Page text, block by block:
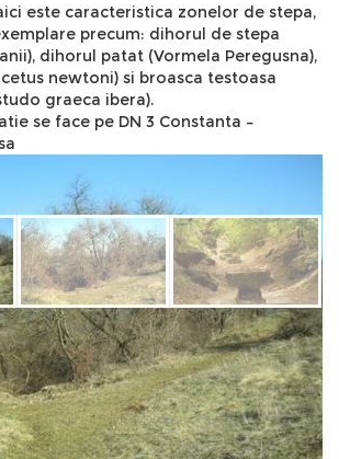
este caracteristica zonelor de stepa,
precum: dihorul de stepa
dihorul patat (Vormela Peregusna),
newtoni) si broasca testoasa
graeca ibera).
se face pe DN 3 Constanta –